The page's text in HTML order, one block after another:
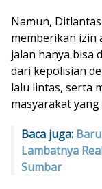
Namun,
memberikan izin
jalan hanya bisa
dari kepolisian
lalu lintas, serta
masyarakat
Baca juga:
Lambatnya
Sumbar